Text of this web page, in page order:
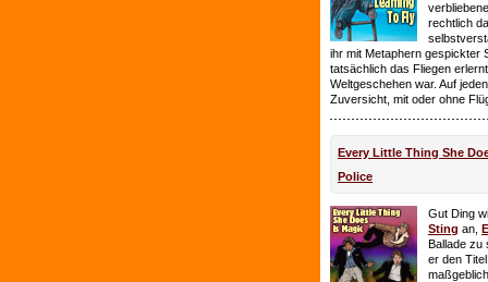
rechtlich
ihr mit Metaphern gespickter
tatsächlich das Fliegen
Weltgeschehen war. Auf
Zuversicht, mit oder ohne
Every Little Thing She
Police
Gut Ding
Sting an,
Ballade zu
er den